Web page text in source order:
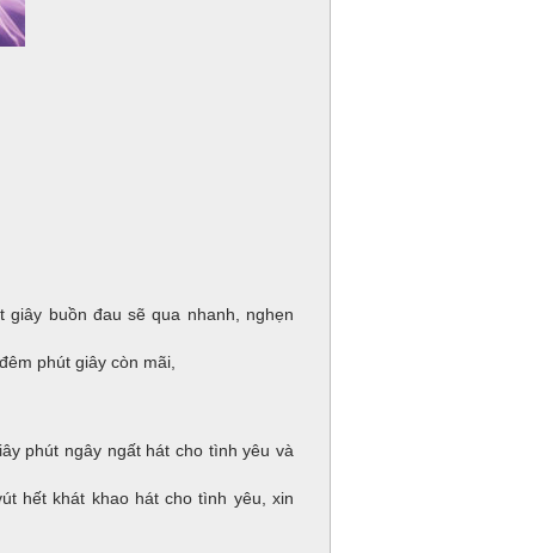
buồn đau sẽ qua nhanh, nghẹn
phút giây còn mãi,
phút ngây ngất hát cho tình yêu và
hết khát khao hát cho tình yêu, xin